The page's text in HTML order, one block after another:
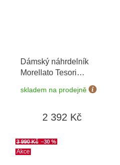
Dámský náhrdelník
Morellato Tesori
skladem na prodejně
2 392 Kč
Akce
3 990 Kč –30 %